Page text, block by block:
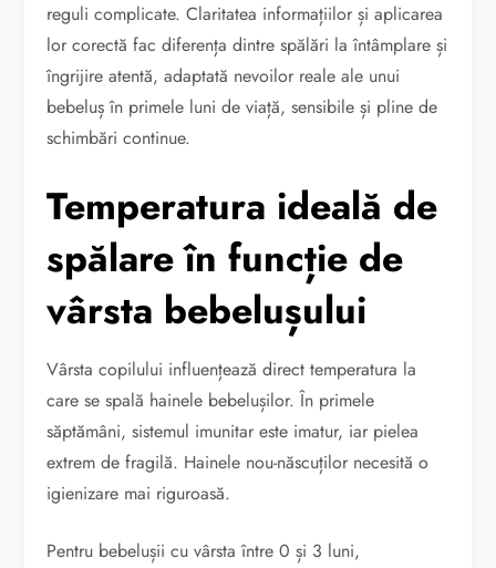
reguli complicate. Claritatea informațiilor și aplicarea
lor corectă fac diferența dintre spălări la întâmplare și
îngrijire atentă, adaptată nevoilor reale ale unui
bebeluș în primele luni de viață, sensibile și pline de
schimbări continue.
Temperatura ideală de
spălare în funcție de
vârsta bebelușului
Vârsta copilului influențează direct temperatura la
care se spală hainele bebelușilor. În primele
săptămâni, sistemul imunitar este imatur, iar pielea
extrem de fragilă. Hainele nou-născuților necesită o
igienizare mai riguroasă.
Pentru bebelușii cu vârsta între 0 și 3 luni,